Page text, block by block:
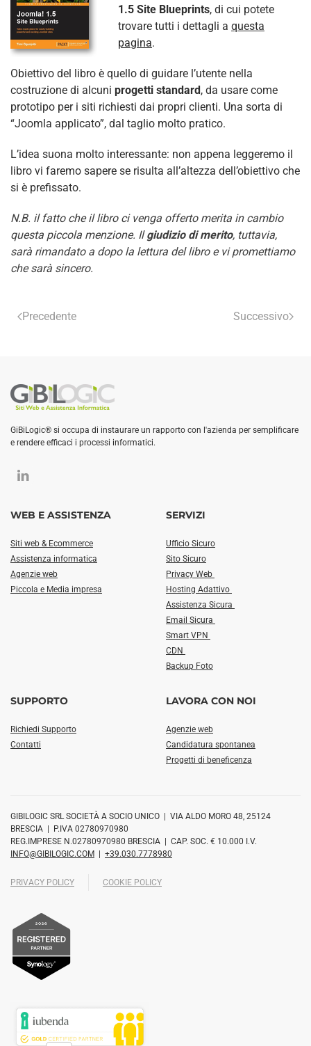
1.5 Site Blueprints, di cui potete
trovare tutti i dettagli a questa
pagina.
Obiettivo del libro è quello di guidare l’utente nella
costruzione di alcuni progetti standard, da usare come
prototipo per i siti richiesti dai propri clienti. Una sorta di
“Joomla applicato”, dal taglio molto pratico.
L’idea suona molto interessante: non appena leggeremo il
libro vi faremo sapere se risulta all’altezza dell’obiettivo che
si è prefissato.
N.B. il fatto che il libro ci venga offerto merita in cambio
questa piccola menzione. Ilgiudizio di merito, tuttavia,
sarà rimandato a dopo la lettura del libro e vi promettiamo
che sarà sincero.
Precedente Successivo
GiBiLogic® si occupa di instaurare un rapporto con l'azienda per semplificare
e rendere efficaci i processi informatici.
WEB E ASSISTENZA
Siti web & Ecommerce
Assistenza informatica
Agenzie web
Piccola e Media impresa
SERVIZI
Ufficio Sicuro
Sito Sicuro
Privacy Web
Hosting Adattivo
Assistenza Sicura
Email Sicura
Smart VPN
CDN
Backup Foto
SUPPORTO
Richiedi Supporto
Contatti
LAVORA CON NOI
Agenzie web
Candidatura spontanea
Progetti di beneficenza
GIBILOGIC SRL SOCIETÀ A SOCIO UNICO | VIA ALDO MORO 48, 25124
BRESCIA | P.IVA 02780970980
REG.IMPRESE N.02780970980 BRESCIA | CAP. SOC. € 10.000 I.V.
INFO@GIBILOGIC.COM | +39.030.7778980
PRIVACY POLICY COOKIE POLICY